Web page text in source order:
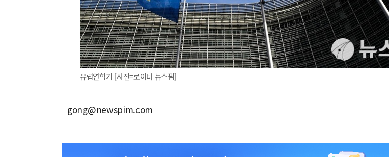
유럽연합기 [사진=로이터 뉴스핌]
gong@newspim.com